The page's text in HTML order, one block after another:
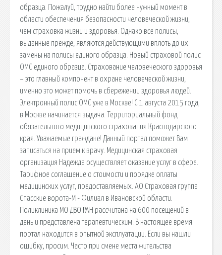
образца. Пожалуй, трудно найти более нужный момент в
области обеспечения безопасности человеческой жизни,
чем страховка жизни и здоровья. Однако все полисы,
выданные прежде, являются действующими вплоть до их
замены на полисы единого образца. Новый страховой полис
ОМС единого образца. Страхование человеческого здоровья
– это главный компонент в охране человеческой жизни,
именно это может помочь в сбережении здоровья людей.
Электронный полис ОМС уже в Москве! С 1 августа 2015 года,
в Москве начинается выдача. Территориальный фонд
обязательного медицинского страхования Краснодарского
края. Уважаемые граждане! Данный портал поможет Вам
записаться на прием к врачу. Медицинская страховая
организация Надежда осуществляет оказание услуг в сфере.
Тарифное соглашение о стоимости и порядке оплаты
медицинских услуг, предоставляемых. АО Страховая группа
Спасские ворота-М - Филиал в Ивановской области.
Поликлиника МО ДВО РАН рассчитана на 600 посещений в
день и представлена терапевтическим. В настоящее время
портал находится в опытной эксплуатации. Если вы нашли
ошибку, просим. Часто при смене места жительства